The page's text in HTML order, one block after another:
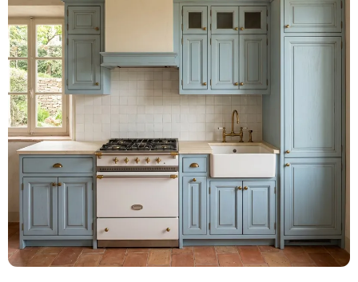
Каталог мебели на заказ
О компании
Оплата и доставка
Рассрочка и кредит
Схема работы
Акции и скидки